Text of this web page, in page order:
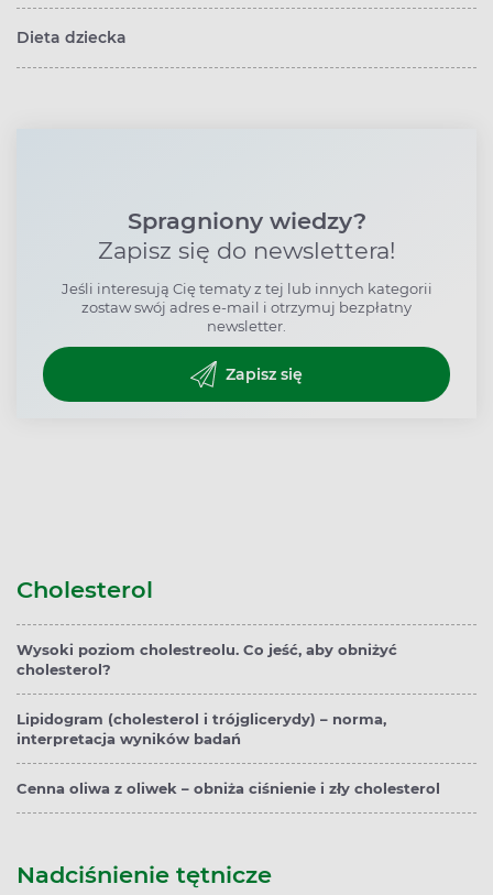
Dieta dziecka
Spragniony wiedzy?
Zapisz się do newslettera!
Jeśli interesują Cię tematy z tej lub innych kategorii
zostaw swój adres e-mail i otrzymuj bezpłatny
newsletter.
Zapisz się
Cholesterol
Wysoki poziom cholestreolu. Co jeść, aby obniżyć
cholesterol?
Lipidogram (cholesterol i trójglicerydy) – norma,
interpretacja wyników badań
Cenna oliwa z oliwek – obniża ciśnienie i zły cholesterol
Nadciśnienie tętnicze